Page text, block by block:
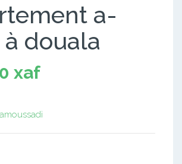
a-
douala
xaf